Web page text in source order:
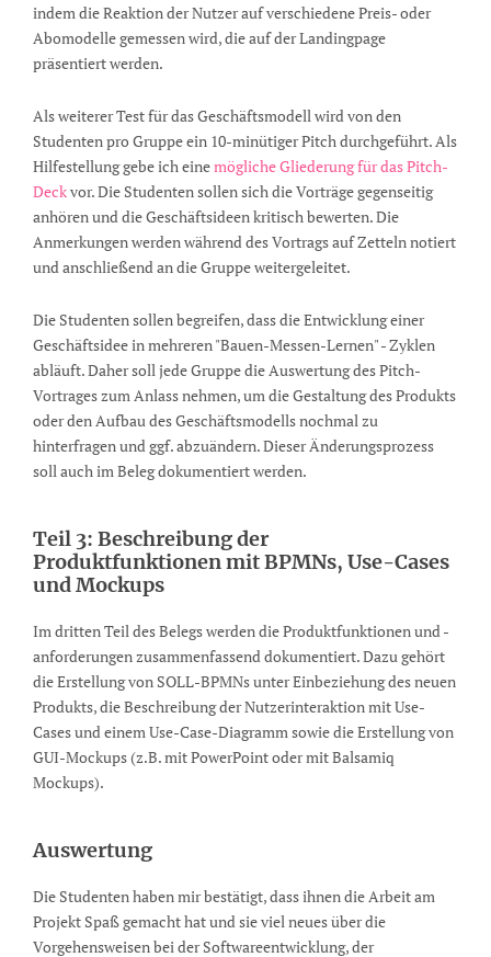
indem die Reaktion der Nutzer auf verschiedene Preis- oder
Abomodelle gemessen wird, die auf der Landingpage
präsentiert werden.
Als weiterer Test für das Geschäftsmodell wird von den
Studenten pro Gruppe ein 10-minütiger Pitch durchgeführt. Als
Hilfestellung gebe ich einemögliche Gliederung für das Pitch-
Deckvor. Die Studenten sollen sich die Vorträge gegenseitig
anhören und die Geschäftsideen kritisch bewerten. Die
Anmerkungen werden während des Vortrags auf Zetteln notiert
und anschließend an die Gruppe weitergeleitet.
Die Studenten sollen begreifen, dass die Entwicklung einer
Geschäftsidee in mehreren "Bauen-Messen-Lernen" - Zyklen
abläuft. Daher soll jede Gruppe die Auswertung des Pitch-
Vortrages zum Anlass nehmen, um die Gestaltung des Produkts
oder den Aufbau des Geschäftsmodells nochmal zu
hinterfragen und ggf. abzuändern. Dieser Änderungsprozess
soll auch im Beleg dokumentiert werden.
Teil 3: Beschreibung der
Produktfunktionen mit BPMNs, Use-Cases
und Mockups
Im dritten Teil des Belegs werden die Produktfunktionen und -
anforderungen zusammenfassend dokumentiert. Dazu gehört
die Erstellung von SOLL-BPMNs unter Einbeziehung des neuen
Produkts, die Beschreibung der Nutzerinteraktion mit Use-
Cases und einem Use-Case-Diagramm sowie die Erstellung von
GUI-Mockups (z.B. mit PowerPoint oder mit Balsamiq
Mockups).
Auswertung
Die Studenten haben mir bestätigt, dass ihnen die Arbeit am
Projekt Spaß gemacht hat und sie viel neues über die
Vorgehensweisen bei der Softwareentwicklung, der